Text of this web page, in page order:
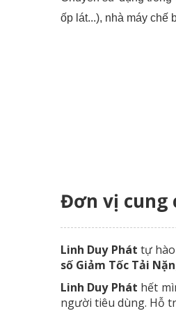
ốp lát...), nhà máy chế
Đơn vị cung
Linh Duy Phát tự
số Giảm Tốc Tải
Linh Duy Phát hết
người tiêu dùng. Hỗ